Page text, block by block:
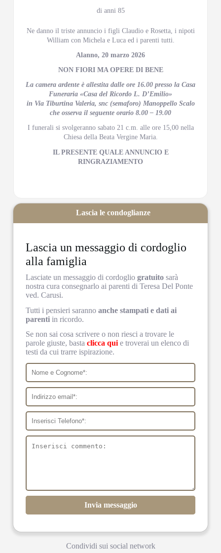
di anni 85
Ne danno il triste annuncio i figli Claudio e Rosetta, i nipoti
William con Michela e Luca ed i parenti tutti.
Alanno, 20 marzo 2026
NON FIORI MA OPERE DI BENE
La camera ardente è allestita dalle ore 16.00 presso la Casa
Funeraria «Casa del Ricordo L. D’Emilio»
in Via Tiburtina Valeria, snc (semaforo) Manoppello Scalo
che osserva il seguente orario 8.00 – 19.00
I funerali si svolgeranno sabato 21 c.m. alle ore 15,00 nella
Chiesa della Beata Vergine Maria.
IL PRESENTE QUALE ANNUNCIO E
RINGRAZIAMENTO
Lascia un messaggio di cordoglio
alla famiglia
Lasciate un messaggio di cordogliogratuito sarà
nostra cura consegnarlo ai parenti di Teresa Del Ponte
ved. Carusi.
Tutti i pensieri sarannoanche stampati e dati ai
parenti in ricordo.
Se non sai cosa scrivere o non riesci a trovare le
parole giuste, bastaclicca qui e troverai un elenco di
testi da cui trarre ispirazione.
Invia messaggio
Lascia le condoglianze
Condividi sui social network